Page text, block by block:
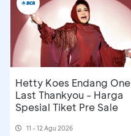
Hetty Koes Endang One
Last Thankyou - Harga
Spesial Tiket Pre Sale
11 - 12 Agu 2026